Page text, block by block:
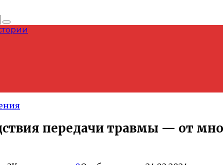
передачи травмы — от